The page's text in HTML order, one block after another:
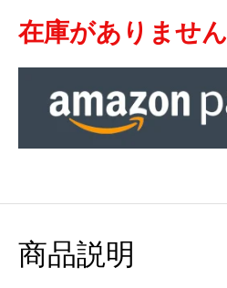
在庫がありません
商品説明